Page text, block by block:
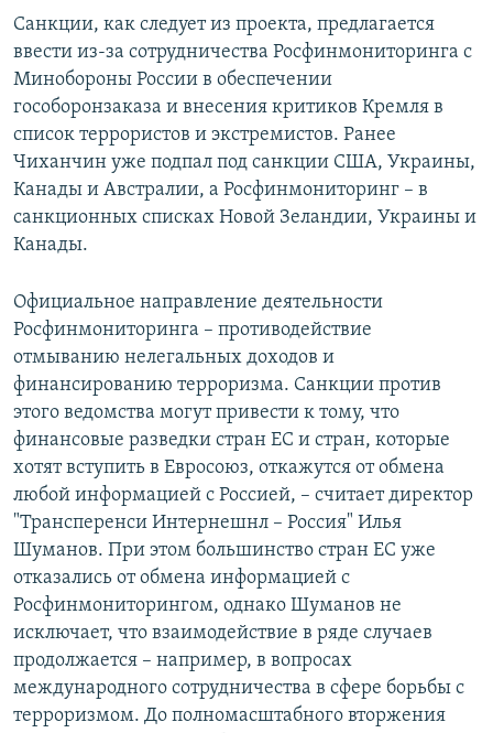
Санкции, как следует из проекта, предлагается
ввести из-за сотрудничества Росфинмониторинга с
Минобороны России в обеспечении
гособоронзаказа и внесения критиков Кремля в
список террористов и экстремистов. Ранее
Чиханчин уже подпал под санкции США, Украины,
Канады и Австралии, а Росфинмониторинг – в
санкционных списках Новой Зеландии, Украины и
Канады.
Официальное направление деятельности
Росфинмониторинга – противодействие
отмыванию нелегальных доходов и
финансированию терроризма. Санкции против
этого ведомства могут привести к тому, что
финансовые разведки стран ЕС и стран, которые
хотят вступить в Евросоюз, откажутся от обмена
любой информацией с Россией, – считает директор
"Трансперенси Интернешнл – Россия" Илья
Шуманов. При этом большинство стран ЕС уже
отказались от обмена информацией с
Росфинмониторингом, однако Шуманов не
исключает, что взаимодействие в ряде случаев
продолжается – например, в вопросах
международного сотрудничества в сфере борьбы с
терроризмом. До полномасштабного вторжения